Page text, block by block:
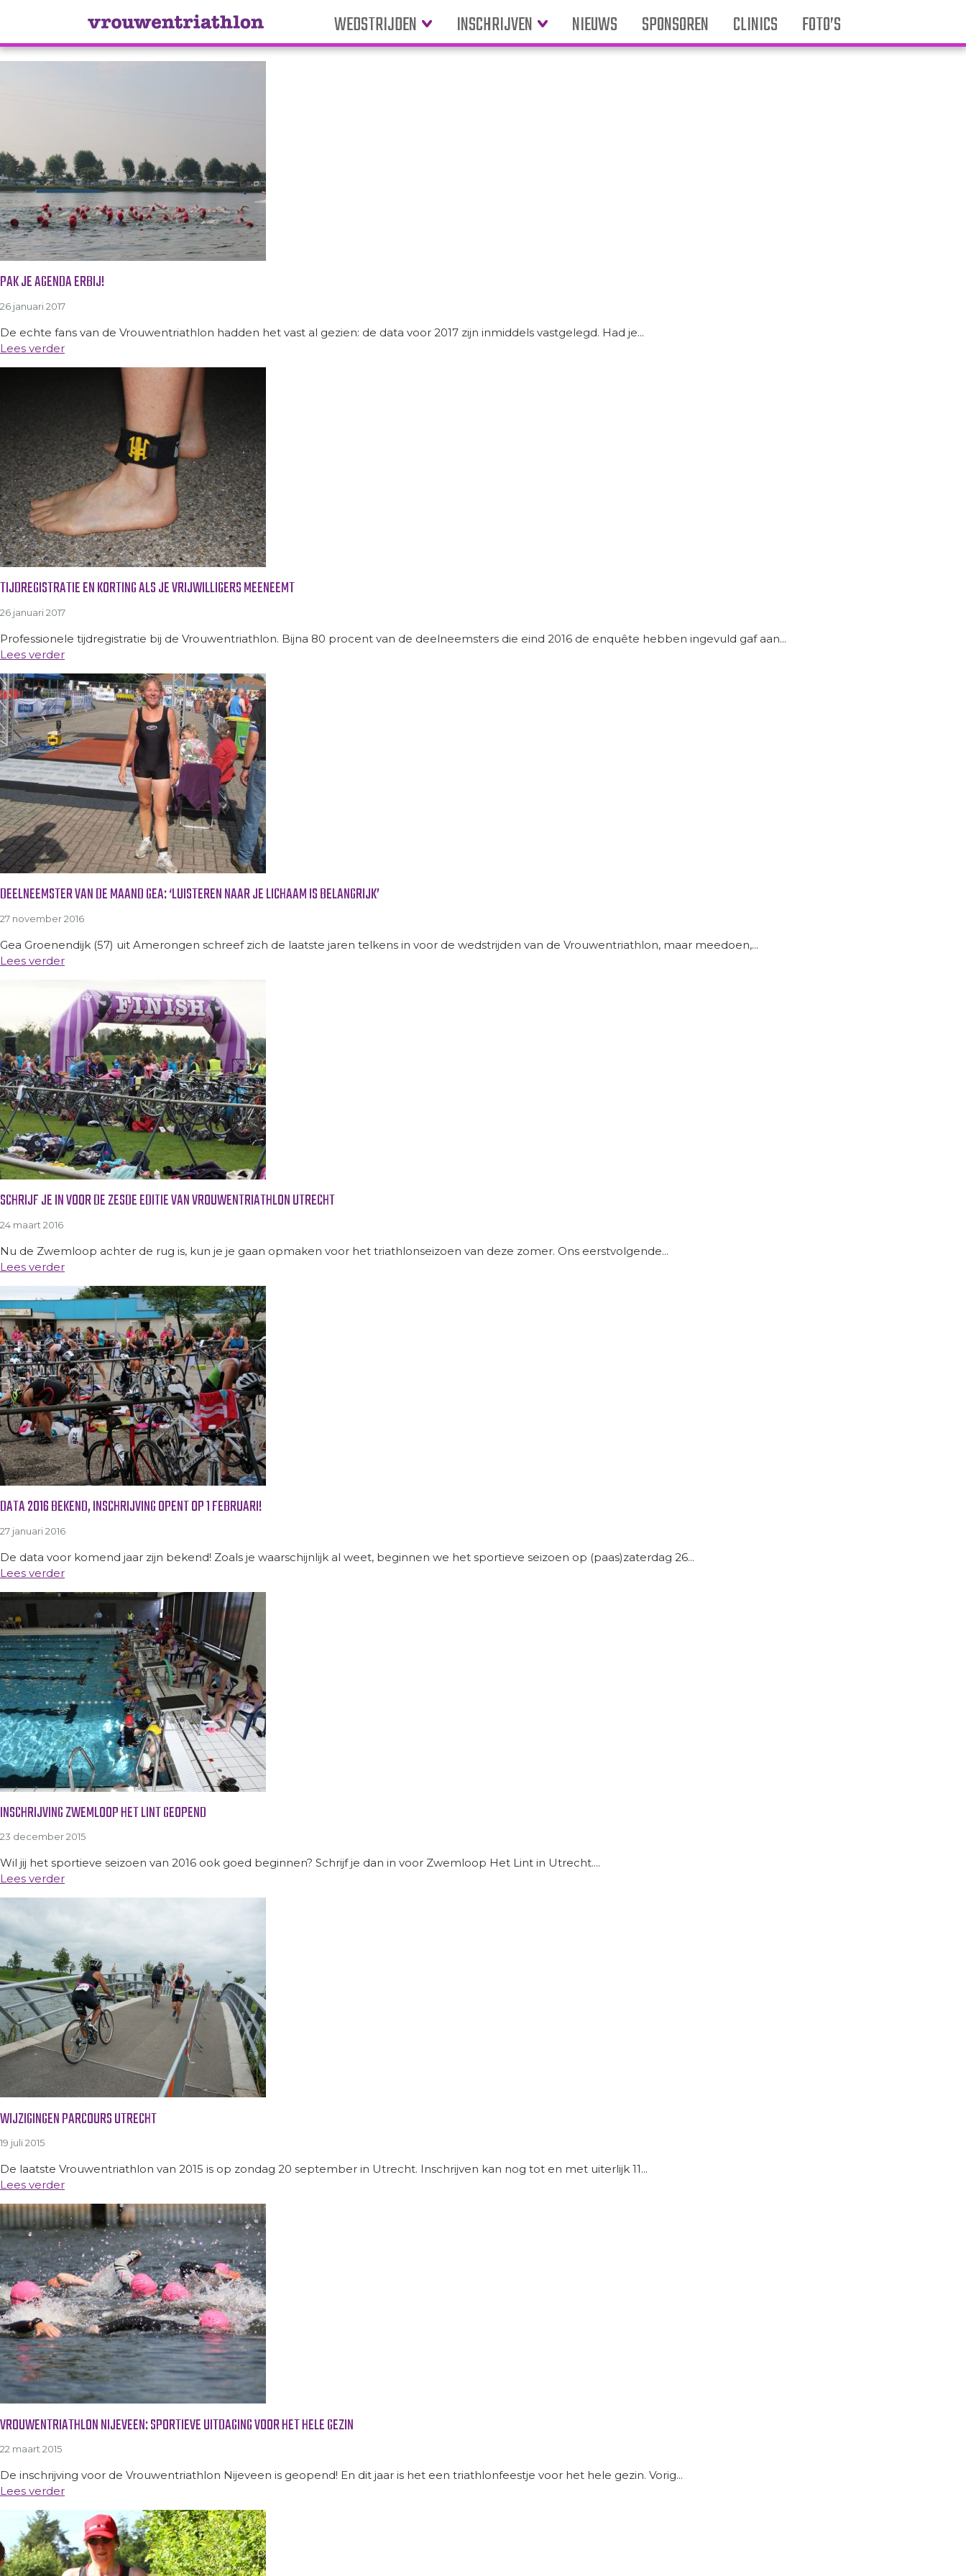
WEDSTRIJDEN INSCHRIJVEN NIEUWS SPONSOREN CLINICS FOTO’S
Tag Archive: inschrijven
PAK JE AGENDA ERBIJ!
26 januari 2017
De echte fans van de Vrouwentriathlon hadden het vast al gezien: de data voor 2017 zijn inmiddels vastgelegd. Had je...
Lees verder
TIJDREGISTRATIE EN KORTING ALS JE VRIJWILLIGERS MEENEEMT
26 januari 2017
Professionele tijdregistratie bij de Vrouwentriathlon. Bijna 80 procent van de deelneemsters die eind 2016 de enquête hebben ingevuld gaf aan...
Lees verder
DEELNEEMSTER VAN DE MAAND GEA: ‘LUISTEREN NAAR JE LICHAAM IS BELANGRIJK’
27 november 2016
Gea Groenendijk (57) uit Amerongen schreef zich de laatste jaren telkens in voor de wedstrijden van de Vrouwentriathlon, maar meedoen,...
Lees verder
SCHRIJF JE IN VOOR DE ZESDE EDITIE VAN VROUWENTRIATHLON UTRECHT
24 maart 2016
Nu de Zwemloop achter de rug is, kun je je gaan opmaken voor het triathlonseizoen van deze zomer. Ons eerstvolgende...
Lees verder
DATA 2016 BEKEND, INSCHRIJVING OPENT OP 1 FEBRUARI!
27 januari 2016
De data voor komend jaar zijn bekend! Zoals je waarschijnlijk al weet, beginnen we het sportieve seizoen op (paas)zaterdag 26...
Lees verder
INSCHRIJVING ZWEMLOOP HET LINT GEOPEND
23 december 2015
Wil jij het sportieve seizoen van 2016 ook goed beginnen? Schrijf je dan in voor Zwemloop Het Lint in Utrecht....
Lees verder
WIJZIGINGEN PARCOURS UTRECHT
19 juli 2015
De laatste Vrouwentriathlon van 2015 is op zondag 20 september in Utrecht. Inschrijven kan nog tot en met uiterlijk 11...
Lees verder
VROUWENTRIATHLON NIJEVEEN: SPORTIEVE UITDAGING VOOR HET HELE GEZIN
22 maart 2015
De inschrijving voor de Vrouwentriathlon Nijeveen is geopend! En dit jaar is het een triathlonfeestje voor het hele gezin. Vorig...
Lees verder